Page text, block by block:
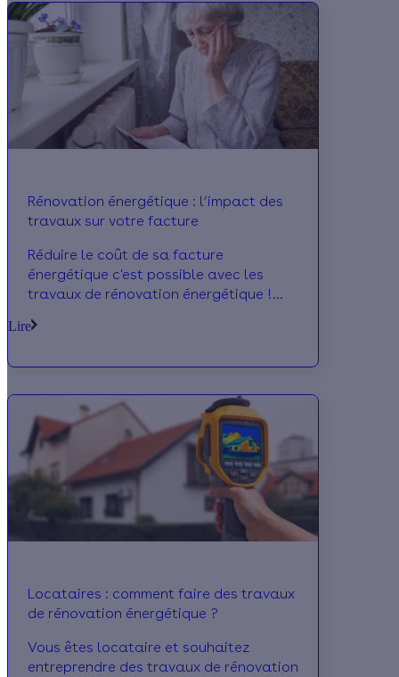
Rénovation énergétique : l’impact des
travaux sur votre facture
Réduire le coût de sa facture
énergétique c'est possible avec les
travaux de rénovation énergétique !
votre logement notamment le confort
chaleur ce qui a un impact direct sur
vos factures !
Lire
Locataires : comment faire des travaux
de rénovation énergétique ?
Vous êtes locataire et souhaitez
entreprendre des travaux de rénovation